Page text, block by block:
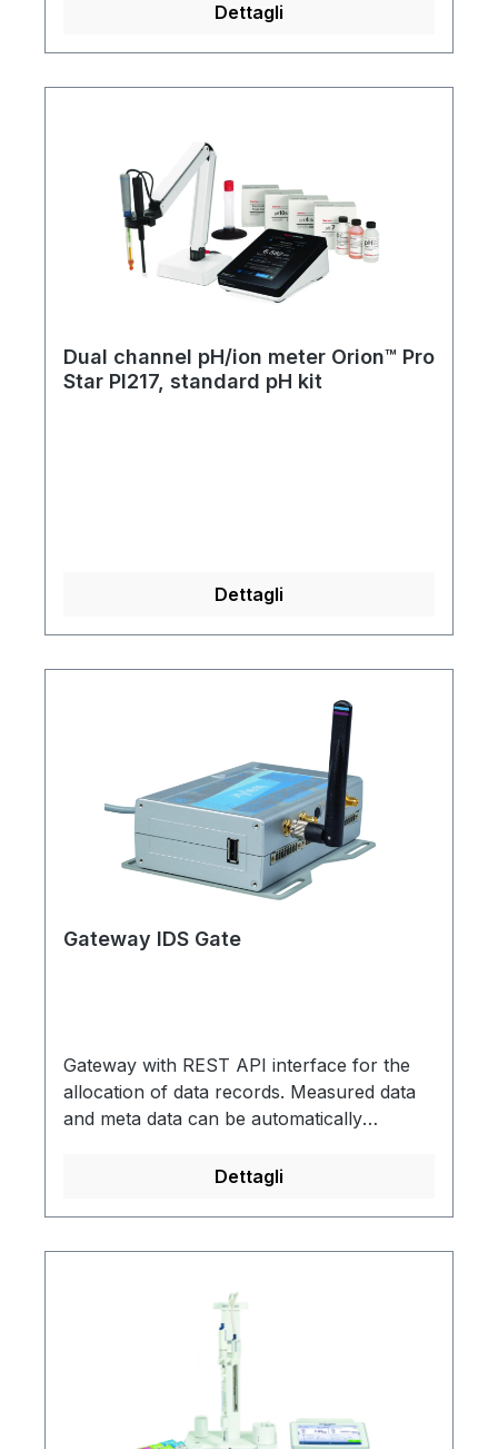
Dettagli
Dual channel pH/ion meter Orion™ Pro
Star PI217, standard pH kit
Dettagli
Gateway IDS Gate
Gateway with REST API interface for the
allocation of data records. Measured data
and meta data can be automatically
LIMS) or a spreadsheet program (e.g.
wireless sensors. Suitable for the
dissolved oxygen of IDS wireless
sensors.Safe, automated measurement
data collectionManipulation-proof, GxP-
compliant additional data (metadata)Future-
proof data format (JSON)Scope of supply:
Gateway, power supply, antenna for
Dettagli